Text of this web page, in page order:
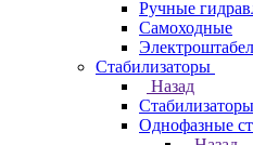
Ручные
Самоходные
Стабилизаторы
Назад
Стабилизаторы
Однофазные